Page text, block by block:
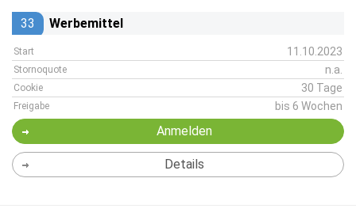
33 Werbemittel
Start 11.10.2023
Stornoquote n.a.
Cookie 30 Tage
Freigabe bis 6 Wochen
Anmelden
Details